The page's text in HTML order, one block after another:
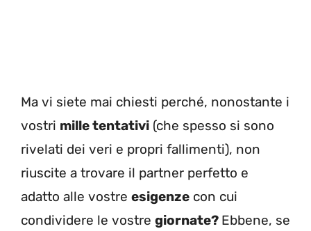
Ma vi siete mai chiesti perché, nonostante i
vostri mille tentativi (che spesso si sono
rivelati dei veri e propri fallimenti), non
riuscite a trovare il partner perfetto e
adatto alle vostre esigenze con cui
condividere le vostre giornate? Ebbene, se